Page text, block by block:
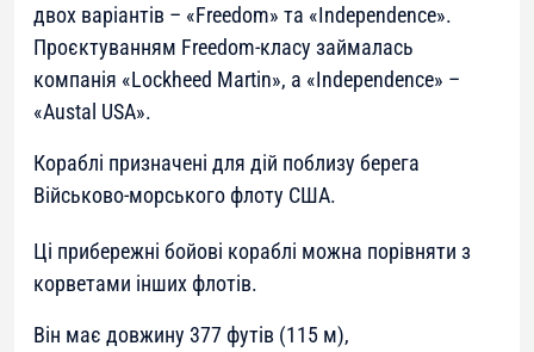
двох варіантів – «Freedom» та «Independence».
Проєктуванням Freedom-класу займалась
компанія «Lockheed Martin», а «Independence» –
«Austal USA».
Кораблі призначені для дій поблизу берега
Військово-морського флоту США.
Ці прибережні бойові кораблі можна порівняти з
корветами інших флотів.
Він має довжину 377 футів (115 м),